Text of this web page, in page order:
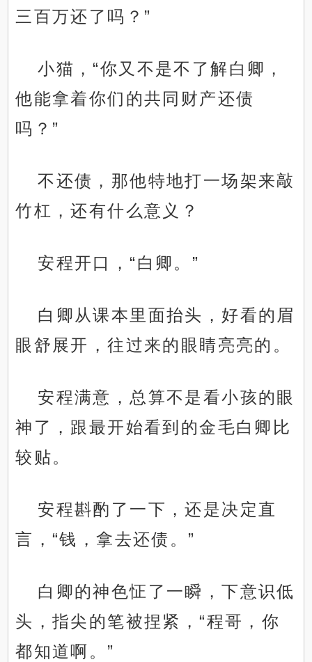
三百万还了吗？”
小猫，“你又不是不了解白卿，
他能拿着你们的共同财产还债
吗？”
不还债，那他特地打一场架来敲
竹杠，还有什么意义？
安程开口，“白卿。”
白卿从课本里面抬头，好看的眉
眼舒展开，往过来的眼睛亮亮的。
安程满意，总算不是看小孩的眼
神了，跟最开始看到的金毛白卿比
较贴。
安程斟酌了一下，还是决定直
言，“钱，拿去还债。”
白卿的神色怔了一瞬，下意识低
头，指尖的笔被捏紧，“程哥，你
都知道啊。”